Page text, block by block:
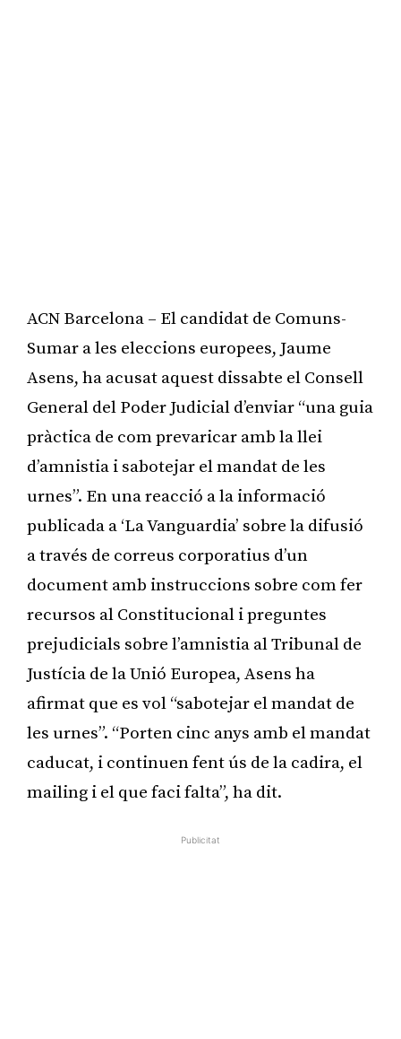
ACN Barcelona – El candidat de Comuns-
Sumar a les eleccions europees, Jaume
Asens, ha acusat aquest dissabte el Consell
General del Poder Judicial d’enviar “una guia
pràctica de com prevaricar amb la llei
d’amnistia i sabotejar el mandat de les
urnes”. En una reacció a la informació
publicada a ‘La Vanguardia’ sobre la difusió
a través de correus corporatius d’un
document amb instruccions sobre com fer
recursos al Constitucional i preguntes
prejudicials sobre l’amnistia al Tribunal de
Justícia de la Unió Europea, Asens ha
afirmat que es vol “sabotejar el mandat de
les urnes”. “Porten cinc anys amb el mandat
caducat, i continuen fent ús de la cadira, el
mailing i el que faci falta”, ha dit.
Publicitat